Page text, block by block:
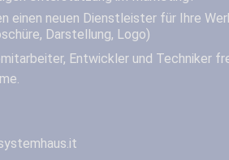
einen neuen Dienstleister für Ihre
Darstellung, Logo)
Entwickler und Techniker